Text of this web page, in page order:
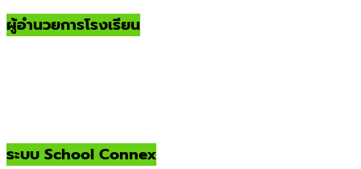
ผู้อำนวยการโรงเรียน
ระบบ School Connex